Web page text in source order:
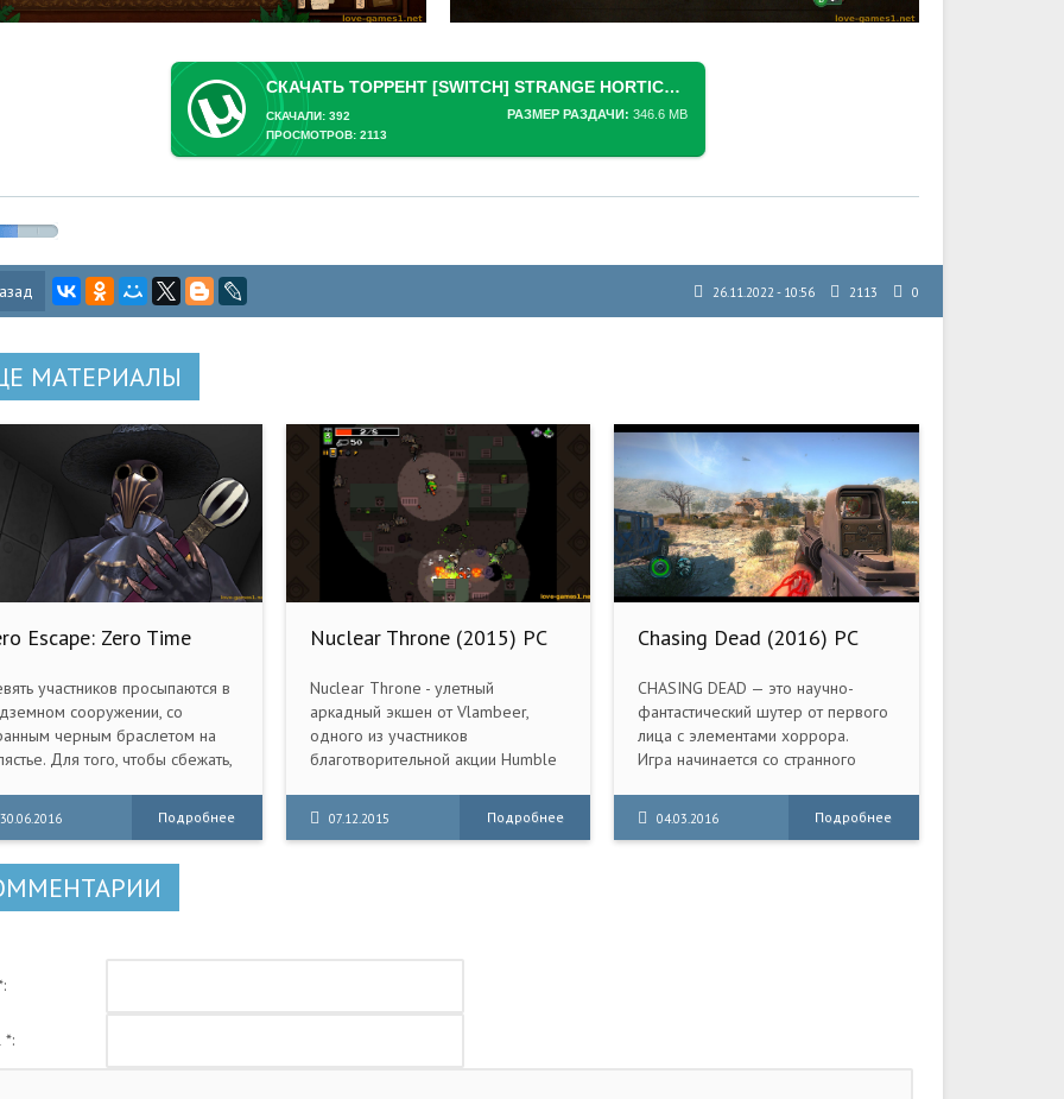
СКАЧАТЬ ТОРРЕНТ [SWITCH] STRANGE HORTICULTURE [NSZ][RUS/MULTI9]
РАЗМЕР РАЗДАЧИ: 346.6 MB
СКАЧАЛИ: 392
ПРОСМОТРОВ: 2113
26.11.2022 - 10:56 2113 0
МАТЕРИАЛЫ
Escape: Zero Time
участников просыпаются в
сооружении, со
черным браслетом на
Для того, чтобы сбежать,
просты - после того, как
люк откроется. Кто
жить, а кто умрет? Выбор за
Подробнее
Nuclear Throne (2015) PC
Nuclear Throne - улетный
аркадный экшен от Vlambeer,
одного из участников
благотворительной акции Humble
оружие и прокачивайтесь.
Уничтожайте врагов на случайно
07.12.2015 Подробнее
Chasing Dead (2016) PC
CHASING DEAD — это научно-
фантастический шутер от первого
лица с элементами хоррора.
Игра начинается со странного
появляется еще одна Земля.
04.03.2016 Подробнее
*: